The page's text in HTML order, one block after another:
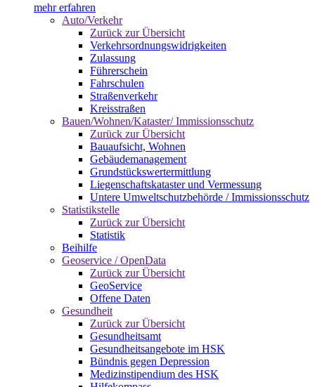
mehr erfahren
Auto/Verkehr
Zurück zur Übersicht
Verkehrsordnungswidrigkeiten
Zulassung
Führerschein
Fahrschulen
Straßenverkehr
Kreisstraßen
Bauen/Wohnen/Kataster/ Immissionsschutz
Zurück zur Übersicht
Bauaufsicht, Wohnen
Gebäudemanagement
Grundstückswertermittlung
Liegenschaftskataster und Vermessung
Untere Umweltschutzbehörde / Immissionsschutz
Statistikstelle
Zurück zur Übersicht
Statistik
Beihilfe
Geoservice / OpenData
Zurück zur Übersicht
GeoService
Offene Daten
Gesundheit
Zurück zur Übersicht
Gesundheitsamt
Gesundheitsangebote im HSK
Bündnis gegen Depression
Medizinstipendium des HSK